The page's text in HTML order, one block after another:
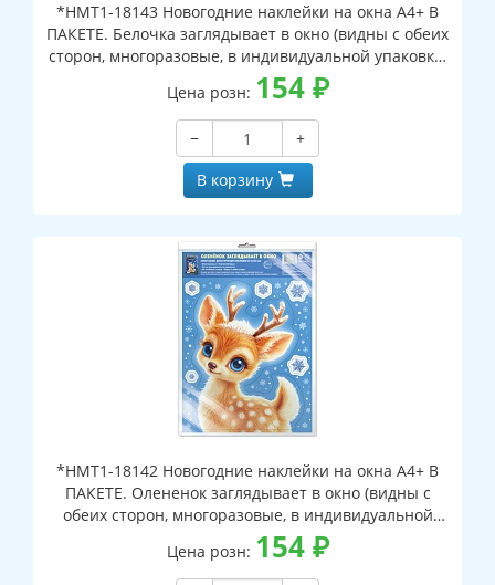
*НМТ1-18143 Новогодние наклейки на окна А4+ В
ПАКЕТЕ. Белочка заглядывает в окно (видны с обеих
сторон, многоразовые, в индивидуальной упаковке,
с европодвесом и клеевым клапаном)
Цена розн: 154₽
−
+
В корзину
*НМТ1-18142 Новогодние наклейки на окна А4+ В
ПАКЕТЕ. Олененок заглядывает в окно (видны с
обеих сторон, многоразовые, в индивидуальной
упаковке, с европодвесом и клеевым клапаном)
Цена розн: 154₽